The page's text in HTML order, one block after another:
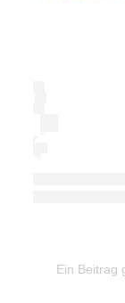
Ein Beitrag